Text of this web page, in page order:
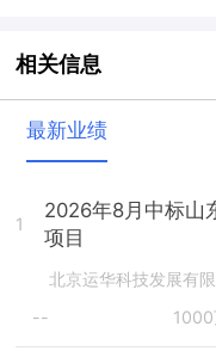
相关信息
最新业绩
1
2026年8月中标山
项目
北京运华科技发展有
--
1000